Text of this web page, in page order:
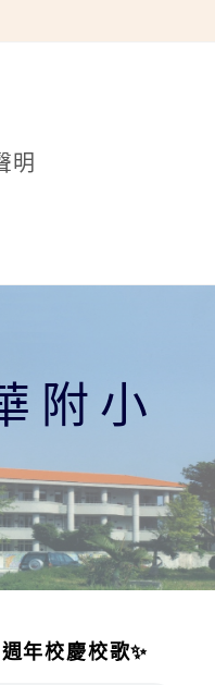
明
附小
年校慶校歌✨